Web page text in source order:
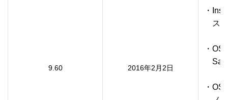
9.60 2016年2月2日
・
ステ
・
・